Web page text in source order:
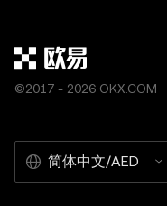
©2017 - 2026 OKX.COM
简体中文/AED